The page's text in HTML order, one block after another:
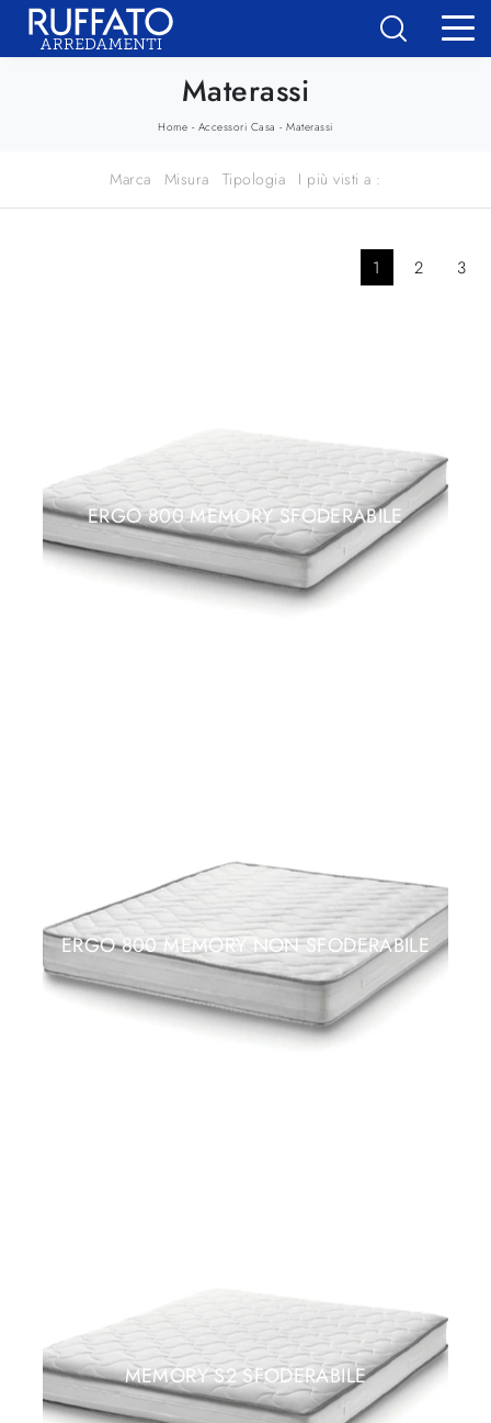
Materassi
Home - Accessori Casa -Materassi
Marca Misura Tipologia I più visti a :
1 2 3
ERGO 800 MEMORY SFODERABILE
ERGO 800 MEMORY NON SFODERABILE
MEMORY S2 SFODERABILE